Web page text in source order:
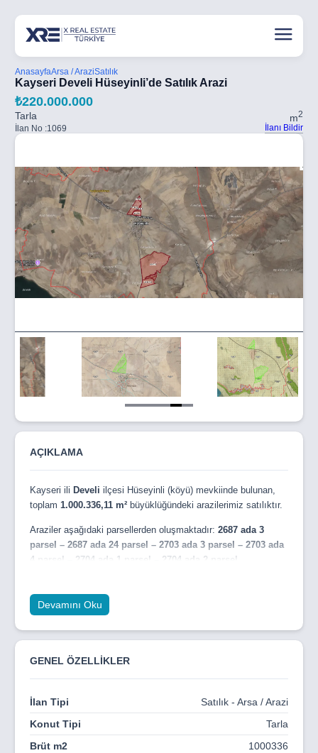
AnasayfaArsa / AraziSatılık
Kayseri Develi Hüseyinli’de Satılık Arazi
₺220.000.000
Tarla m2
İlan No :1069 İlanı Bildir
5
of
AÇIKLAMA
Kayseri ili Develi ilçesi Hüseyinli (köyü) mevkiinde bulunan,
toplam 1.000.336,11 m² büyüklüğündeki arazilerimiz satılıktır.
Araziler aşağıdaki parsellerden oluşmaktadır: 2687 ada 3
parsel – 2687 ada 24 parsel – 2703 ada 3 parsel – 2703 ada
4 parsel – 2704 ada 1 parsel – 2704 ada 2 parsel
Konum ve Ulaşım
Develi – Taşçı ana yoluna 1 km
2703 ada 3 parsel, 2703 ada 4 parsel, 2704 ada 1 ve 2
parseller
Devamını Oku
GENEL ÖZELLİKLER
İlan Tipi
Satılık - Arsa / Arazi
Konut Tipi
Tarla
Brüt m2
1000336